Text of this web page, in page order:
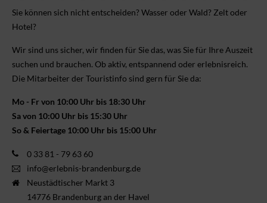
Sie können sich nicht ent­scheiden? Wasser oder Wald? Zelt oder
Hotel?
Wir sind uns sicher, wir finden für Sie das, was Sie für Ihre Aus­zeit
suchen und brauchen. Ob aktiv, ent­spannend oder erlebnis­reich.
Die Mitarbeiter der Touristinfo sind gern für Sie da:
Mo - Fr von 10:00 Uhr bis 18:30 Uhr
Sa von 10:00 Uhr bis 15:30 Uhr
So & Feiertage 10:00 Uhr bis 15:00 Uhr
0 33 81 - 79 63 60
info@erlebnis-brandenburg.de
Neustädtischer Markt 3
14776 Brandenburg an der Havel